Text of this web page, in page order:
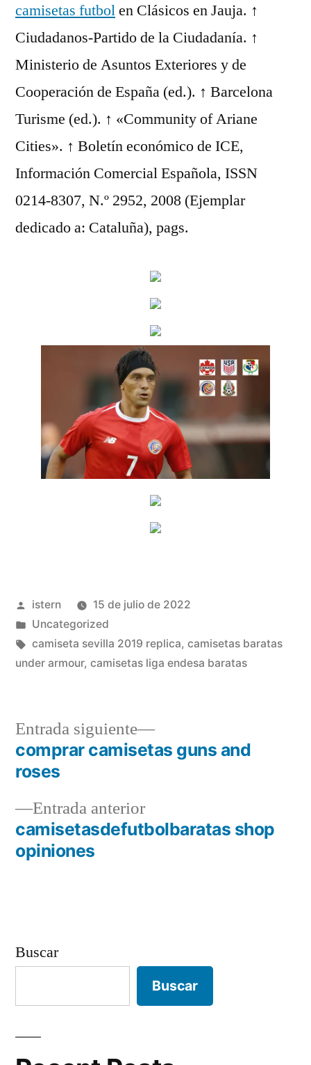
camisetas futbolen Clásicos en Jauja. ↑
Ciudadanos-Partido de la Ciudadanía. ↑
Ministerio de Asuntos Exteriores y de
Cooperación de España (ed.). ↑ Barcelona
Turisme (ed.). ↑ «Community of Ariane
Cities». ↑ Boletín económico de ICE,
Información Comercial Española, ISSN
0214-8307, N.º 2952, 2008 (Ejemplar
dedicado a: Cataluña), pags.
Publicado
por
istern
15 de julio de 2022
Publicado
en
Uncategorized
Etiquetas:
camiseta sevilla 2019 replica, camisetas baratas
under armour, camisetas liga endesa baratas
Navegación
entradas
Entrada anteriorEntrada
anterior:
camisetasdefutbolbaratas shop
opiniones
Entrada siguiente
Entrada
siguiente:
comprar camisetas guns and
roses
Buscar
Buscar